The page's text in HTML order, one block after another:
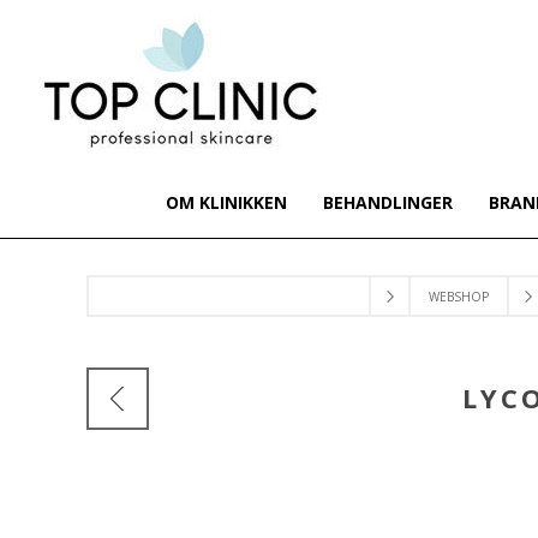
OM KLINIKKEN BEHANDLINGER
WEBSHOP